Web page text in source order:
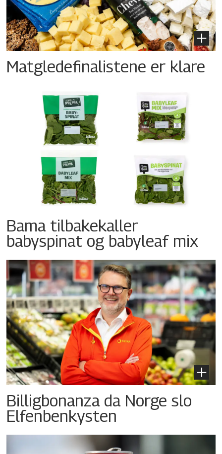
Matgledefinalistene er klare
Bama tilbakekaller
babyspinat og babyleaf mix
Billigbonanza da Norge slo
Elfenbenkysten